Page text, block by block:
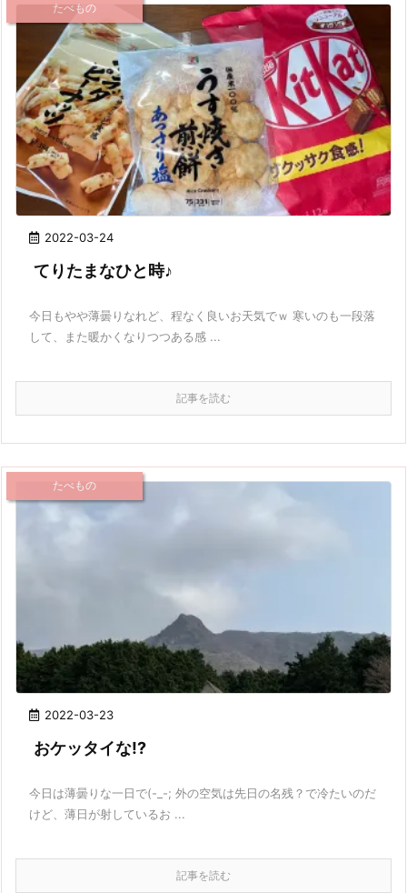
2022-03-24
たべもの
てりたまなひと時♪
今日もやや薄曇りなれど、程なく良いお天気でｗ 寒いのも一段落
して、また暖かくなりつつある感 ...
記事を読む
2022-03-23
たべもの
おケッタイな!?
今日は薄曇りな一日で(-_-; 外の空気は先日の名残？で冷たいのだ
けど、薄日が射しているお ...
記事を読む